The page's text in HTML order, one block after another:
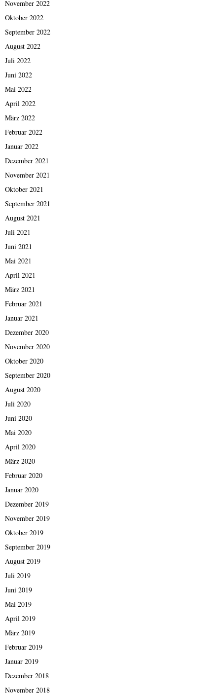
November 2022
Oktober 2022
September 2022
August 2022
Juli 2022
Juni 2022
Mai 2022
April 2022
März 2022
Februar 2022
Januar 2022
Dezember 2021
November 2021
Oktober 2021
September 2021
August 2021
Juli 2021
Juni 2021
Mai 2021
April 2021
März 2021
Februar 2021
Januar 2021
Dezember 2020
November 2020
Oktober 2020
September 2020
August 2020
Juli 2020
Juni 2020
Mai 2020
April 2020
März 2020
Februar 2020
Januar 2020
Dezember 2019
November 2019
Oktober 2019
September 2019
August 2019
Juli 2019
Juni 2019
Mai 2019
April 2019
März 2019
Februar 2019
Januar 2019
Dezember 2018
November 2018